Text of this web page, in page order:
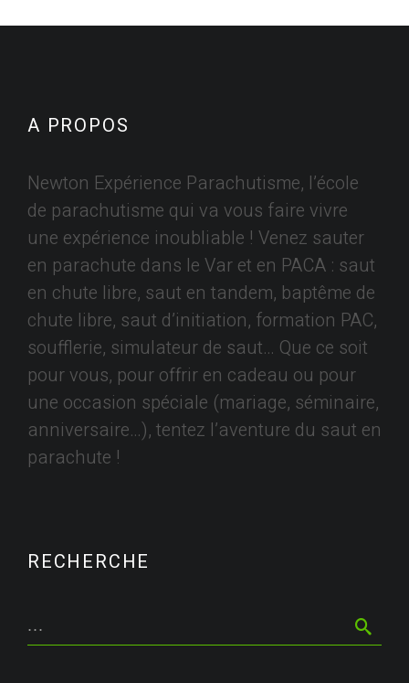
A PROPOS
Newton Expérience Parachutisme, l’école
de parachutisme qui va vous faire vivre
une expérience inoubliable ! Venez sauter
en parachute dans le Var et en PACA : saut
en chute libre, saut en tandem, baptême de
chute libre, saut d’initiation, formation PAC,
soufflerie, simulateur de saut… Que ce soit
pour vous, pour offrir en cadeau ou pour
une occasion spéciale (mariage, séminaire,
anniversaire…), tentez l’aventure du saut en
parachute !
RECHERCHE